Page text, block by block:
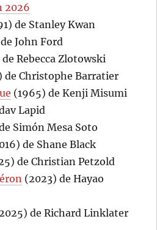
2026
de Stanley Kwan
John Ford
Rebecca Zlotowski
de Christophe Barratier
(1965) de Kenji Misumi
Lapid
Simón Mesa Soto
de Shane Black
de Christian Petzold
(2023) de Hayao
de Richard Linklater